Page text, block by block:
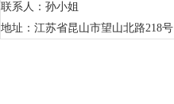
联系人：孙小姐
地址：江苏省昆山市望山北路218号